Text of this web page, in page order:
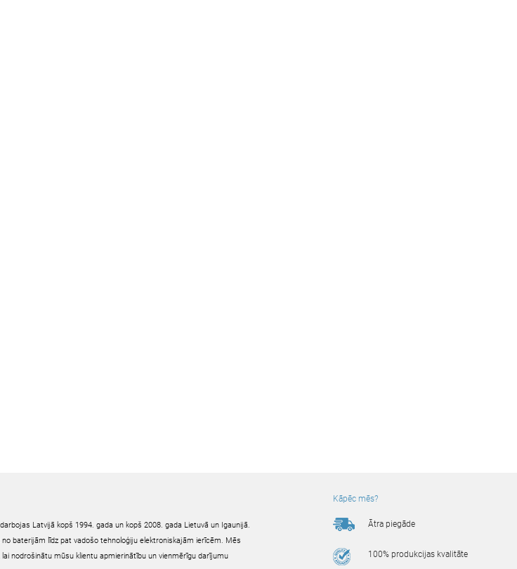
Latvijā kopš 1994. gada un kopš 2008. gada Lietuvā un Igaunijā.
baterijām līdz pat vadošo tehnoloģiju elektroniskajām ierīcēm. Mēs
nodrošinātu mūsu klientu apmierinātību un vienmērīgu darījumu
Kāpēc mēs?
Ātra piegāde
100% produkcijas kvalitāte